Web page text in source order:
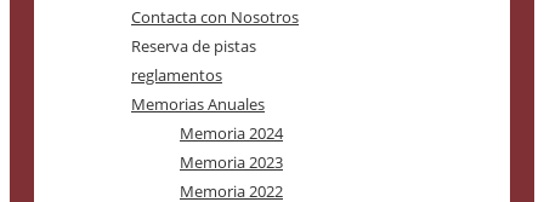
Contacta con Nosotros
Reserva de pistas
reglamentos
Memorias Anuales
Memoria 2024
Memoria 2023
Memoria 2022